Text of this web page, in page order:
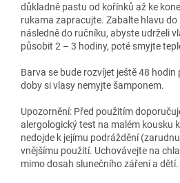
důkladně pastu od kořínků až ke
rukama zapracujte. Zabalte hlavu do
následně do ručníku, abyste udrželi
působit 2 – 3 hodiny, poté smyjte
Barva se bude rozvíjet ještě 48
doby si vlasy nemyjte šamponem.
Upozornění: Před použitím
alergologický test na malém kousku
nedojde k jejímu podráždění
vnějšímu použití. Uchovávejte na
mimo dosah slunečního záření a dětí.